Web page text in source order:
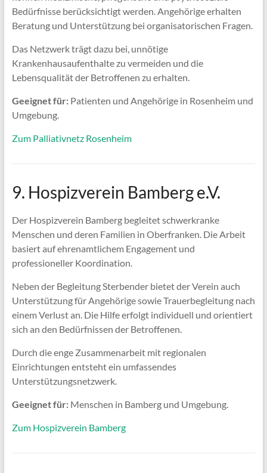
Bedürfnisse berücksichtigt werden. Angehörige erhalten
Beratung und Unterstützung bei organisatorischen Fragen.
Das Netzwerk trägt dazu bei, unnötige
Krankenhausaufenthalte zu vermeiden und die
Lebensqualität der Betroffenen zu erhalten.
Geeignet für:Patienten und Angehörige in Rosenheim und
Umgebung.
Zum Palliativnetz Rosenheim
9. Hospizverein Bamberg e.V.
Der Hospizverein Bamberg begleitet schwerkranke
Menschen und deren Familien in Oberfranken. Die Arbeit
basiert auf ehrenamtlichem Engagement und
professioneller Koordination.
Neben der Begleitung Sterbender bietet der Verein auch
Unterstützung für Angehörige sowie Trauerbegleitung nach
einem Verlust an. Die Hilfe erfolgt individuell und orientiert
sich an den Bedürfnissen der Betroffenen.
Durch die enge Zusammenarbeit mit regionalen
Einrichtungen entsteht ein umfassendes
Unterstützungsnetzwerk.
Geeignet für:Menschen in Bamberg und Umgebung.
Zum Hospizverein Bamberg